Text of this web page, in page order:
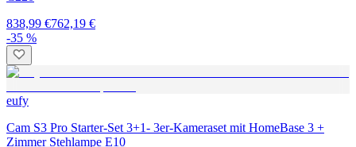
838,99 €762,19 €
-35 %
eufy
Cam S3 Pro Starter-Set 3+1- 3er-Kameraset mit HomeBase 3 +
Zimmer Stehlampe E10